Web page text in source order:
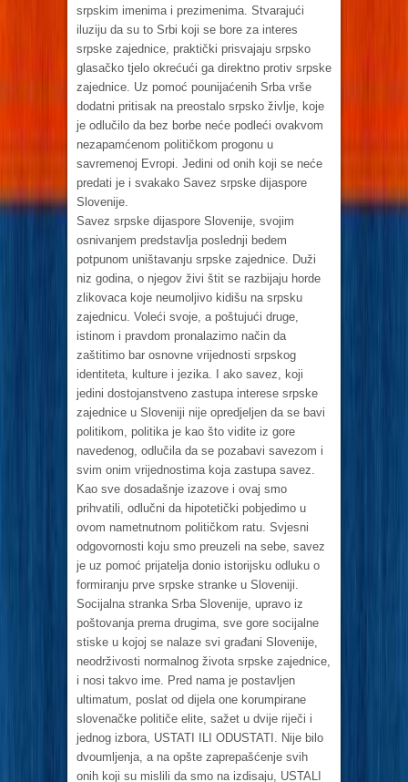
srpskim imenima i prezimenima. Stvarajući
iluziju da su to Srbi koji se bore za interes
srpske zajednice, praktički prisvajaju srpsko
glasačko tjelo okrećući ga direktno protiv srpske
zajednice. Uz pomoć pounijaćenih Srba vrše
dodatni pritisak na preostalo srpsko življe, koje
je odlučilo da bez borbe neće podleći ovakvom
nezapamćenom političkom progonu u
savremenoj Evropi. Jedini od onih koji se neće
predati je i svakako Savez srpske dijaspore
Slovenije.
Savez srpske dijaspore Slovenije, svojim
osnivanjem predstavlja poslednji bedem
potpunom uništavanju srpske zajednice. Duži
niz godina, o njegov živi štit se razbijaju horde
zlikovaca koje neumoljivo kidišu na srpsku
zajednicu. Voleći svoje, a poštujući druge,
istinom i pravdom pronalazimo način da
zaštitimo bar osnovne vrijednosti srpskog
identiteta, kulture i jezika. I ako savez, koji
jedini dostojanstveno zastupa interese srpske
zajednice u Sloveniji nije opredjeljen da se bavi
politikom, politika je kao što vidite iz gore
navedenog, odlučila da se pozabavi savezom i
svim onim vrijednostima koja zastupa savez.
Kao sve dosadašnje izazove i ovaj smo
prihvatili, odlučni da hipotetički pobjedimo u
ovom nametnutnom političkom ratu. Svjesni
odgovornosti koju smo preuzeli na sebe, savez
je uz pomoć prijatelja donio istorijsku odluku o
formiranju prve srpske stranke u Sloveniji.
Socijalna stranka Srba Slovenije, upravo iz
poštovanja prema drugima, sve gore socijalne
stiske u kojoj se nalaze svi građani Slovenije,
neodrživosti normalnog života srpske zajednice,
i nosi takvo ime. Pred nama je postavljen
ultimatum, poslat od dijela one korumpirane
slovenačke političe elite, sažet u dvije riječi i
jednog izbora, USTATI ILI ODUSTATI. Nije bilo
dvoumljenja, a na opšte zaprepašćenje svih
onih koji su mislili da smo na izdisaju, USTALI